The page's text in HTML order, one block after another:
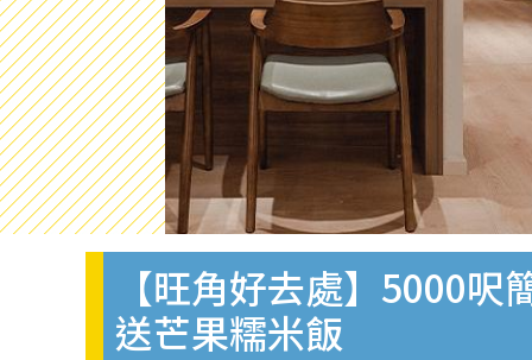
【旺角好去處】5000
送芒果糯米飯